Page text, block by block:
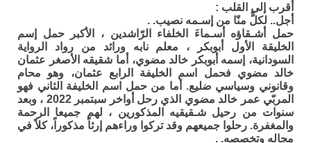
أقرب إلى القلب :
أجل.. لكلٍّ منّا من إسـمه نصيب. .
حمل أشـقاؤه أسـماءَ الخلفاء الرّاشدين ، الأكبر حمل إسم
الخليقة الأول أبوبكر ، معلم نابه ورائد من رواد الرواية
السودانية، إسمه أبوبكر خالد مضوي، أما شقيقه الأصغر عثمان
خالد مضوي فحمل اسم الخليفة الرابع عثمان، وهو محام
وقانوني وسياسي ضليع. أما من حمل اسم الخليفة الثاني فهو
المربّي عمر خالد مضوي الذي رحل أواخر سبتمبر 2022 ، وبعد
سنوات من رحيل شـقيقيه المذكورين ، لهم جميعا الرحمة
والمغفرة. رحلوا جميعهم وقد تركوا وراءهم إرثاً مذكوراً، كلاً في
مجاله وتخصصه. .